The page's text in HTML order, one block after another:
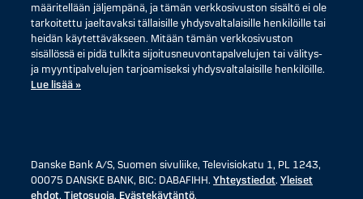
määritellään jäljempänä, ja tämän verkkosivuston sisältö ei ole
tarkoitettu jaeltavaksi tällaisille yhdysvaltalaisille henkilöille tai
heidän käytettäväkseen. Mitään tämän verkkosivuston
sisällössä ei pidä tulkita sijoitusneuvontapalvelujen tai välitys-
ja myyntipalvelujen tarjoamiseksi yhdysvaltalaisille henkilöille.
Lue lisää »
Danske Bank A/S, Suomen sivuliike, Televisiokatu 1, PL 1243,
00075 DANSKE BANK, BIC: DABAFIHH. Yhteystiedot. Yleiset
ehdot. Tietosuoja. Evästekäytäntö.